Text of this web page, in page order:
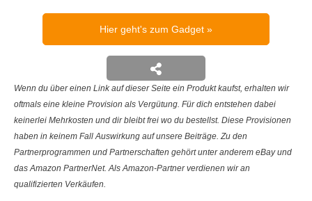
Hier geht's zum Gadget
Wenn du über einen Link auf dieser Seite ein Produkt kaufst, erhalten wir
oftmals eine kleine Provision als Vergütung. Für dich entstehen dabei
keinerlei Mehrkosten und dir bleibt frei wo du bestellst. Diese Provisionen
haben in keinem Fall Auswirkung auf unsere Beiträge. Zu den
Partnerprogrammen und Partnerschaften gehört unter anderem eBay und
das Amazon PartnerNet. Als Amazon-Partner verdienen wir an
qualifizierten Verkäufen.